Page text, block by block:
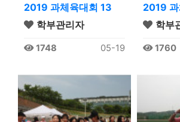
2019 과체육대회 13
학부관리자
1748 05-19
2019
학부
1760